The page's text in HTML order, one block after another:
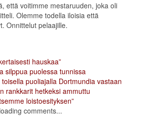
että voitimme mestaruuden, joka oli
Olemme todella iloisia että
Onnittelut pelaajille.
hauskaa”
silppua puolessa tunnissa
puoliajalla Dortmundia vastaan
rankkarit hetkeksi ammuttu
loistoesityksen”
loading comments...